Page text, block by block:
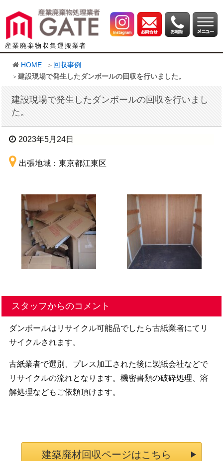
産業廃棄物収集運搬業者
HOME
回収事例
建設現場で発生したダンボールの回収を行いました。
建設現場で発生したダンボールの回収を行いまし
た。
2023年5月24日
出張地域：東京都江東区
スタッフからのコメント
ダンボールはリサイクル可能品でしたら古紙業者にてリ
サイクルされます。
古紙業者で選別、プレス加工された後に製紙会社などで
リサイクルの流れとなります。機密書類の破砕処理、溶
解処理などもご依頼頂けます。
建築廃材回収ページはこちら